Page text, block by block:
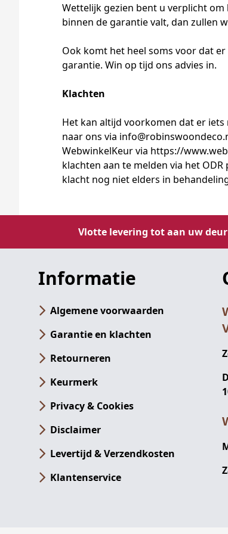
Wettelijk gezien bent u verplicht
binnen de garantie valt, dan zullen
Ook komt het heel soms voor dat
garantie. Win op tijd ons advies in.
Klachten
Het kan altijd voorkomen dat er
naar ons via
WebwinkelKeur via https://
klachten aan te melden via het
klacht nog niet elders in
Vlotte levering tot aan uw
Informatie
Algemene voorwaarden
Garantie en klachten
Retourneren
Keurmerk
Privacy & Cookies
Disclaimer
Levertijd & Verzendkosten
Klantenservice